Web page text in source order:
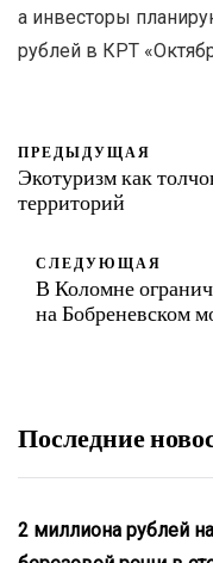
а инвесторы
рублей в КРТ
ПРЕДЫДУЩАЯ
Экотуризм как
территорий
СЛЕДУЮЩАЯ
В Коломне
на Бобреневском
Последние
2 миллиона рублей